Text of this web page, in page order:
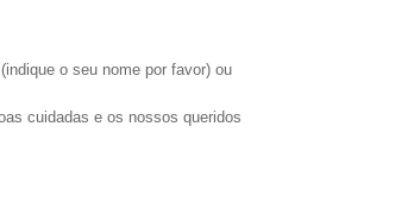
o seu nome por favor) ou
cuidadas e os nossos queridos